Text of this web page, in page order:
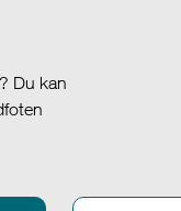
Du kan